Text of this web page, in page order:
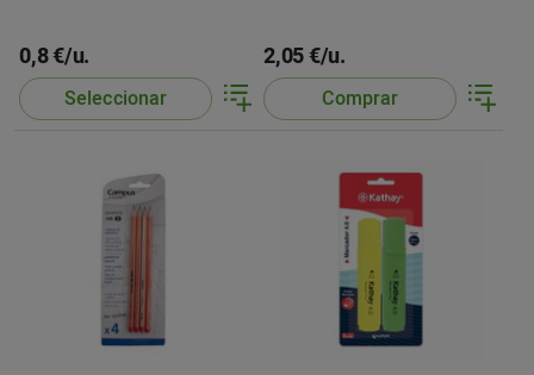
0,8 €/u.
Seleccionar
2,05 €/u.
Comprar